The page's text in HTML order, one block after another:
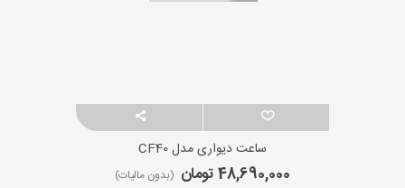
ساعت دیواری مدل CF40
48,690,000 تومان (بدون مالیات)